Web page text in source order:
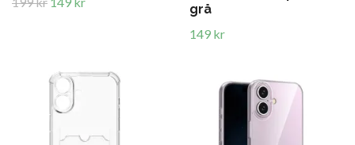
grå
149 kr